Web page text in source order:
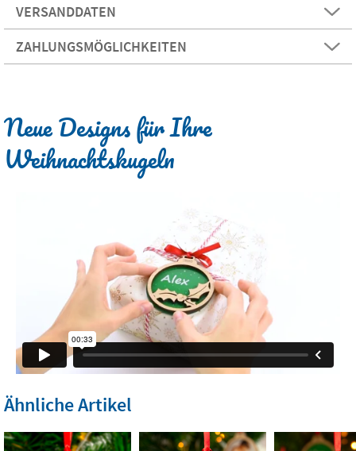
VERSANDDATEN
ZAHLUNGSMÖGLICHKEITEN
Neue Designs für Ihre
Weihnachtskugeln
Ähnliche Artikel